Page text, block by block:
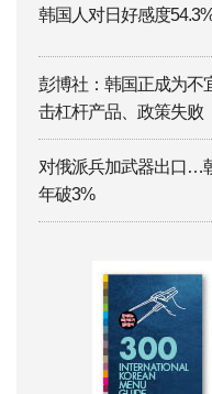
韩国人对日好感度
彭博社：韩国正成为
击杠杆产品、政策失败
对俄派兵加武器出口…
年破3%